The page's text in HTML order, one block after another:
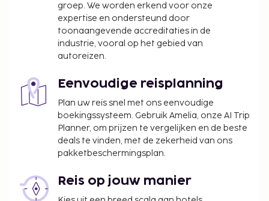
voorbehoud van beschikbaarheid)
Deze lijst is mogelijk niet volledig. Toeslagen en
borgsommen zijn mogelijk excl. btw en kunnen
groep. We worden erkend voor onze
expertise en ondersteund door
toonaangevende accreditaties in de
industrie, vooral op het gebied van
autoreizen.
Eenvoudige reisplanning
Plan uw reis snel met ons eenvoudige
boekingssysteem. Gebruik Amelia, onze AI Trip
Planner, om prijzen te vergelijken en de beste
deals te vinden, met de zekerheid van ons
pakketbeschermingsplan.
Reis op jouw manier